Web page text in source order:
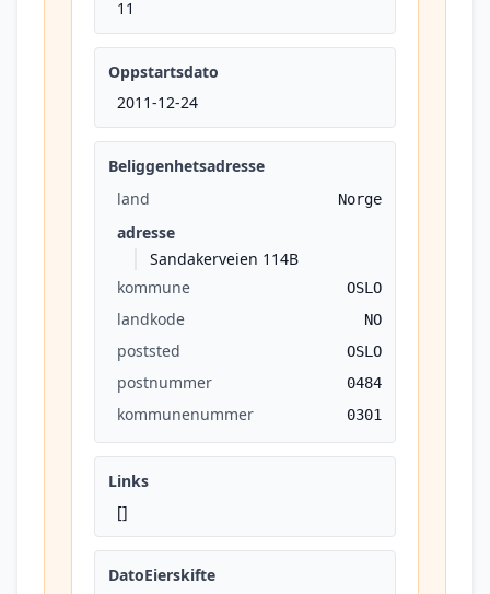
11
Oppstartsdato
2011-12-24
Beliggenhetsadresse
land
Norge
adresse
Sandakerveien 114B
kommune
OSLO
landkode NO
poststed OSLO
postnummer 0484
kommunenummer 0301
Links
[]
DatoEierskifte